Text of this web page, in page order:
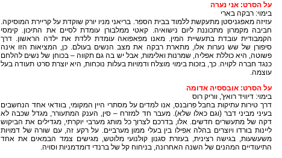
על הסרט: אני נערה
בימוי: רבקה בארי
עזיזה מאפגניסטן מתעקשת ללמוד בבית הספר. בריאני מניו יורק שוקדת על קריירת המוסיקה.
חביבה מקמרון מתכוננת ליום נישואיה. קאטי ממלבורן עומדת לסיים את התיכון. קימסי
הקמבודית עובדת בתעשיית המין. מאנו מפאפואה עומדת ללדת את ילדה הראשון. דרך
סיפורן של שש נערות אלו, מתארת רבקה את מצב הנשים בעולם. כן, המציאות הזו אינה
פשוטה, היא כוללת אפליה, שמרנות ואלימות, אבל יש בה גם תקווה – בכוחן של נשים להלחם
כנגד חברה לקויה. כך, בזכות בימוי מוצלח ודמויות בעלות נוכחות, היא יוצרת סרט תעודה בעל
עוצמה.
על הסרט: אובססיה אדומה
בימוי: דיוויד רואץ', ווריק רוס
דרך טירות עתיקות בחבל פרובנס, אנו למדים על מסתרי היין המקומי, בוודאי אחד הנחשבים
בעיני מביני דבר (וגם כאלו שלא). מעבר חד למזרח – סין, הענק המתעורר, מגדל שכבה לא
דקה של מתעשרים חדשים. אלו, בדרכם לצרוך כל מותג מערבי יוקרתי, מגדילים את הביקוש
ליינות בורדו ויוצרים בהלה אפילו בין בעלי ממון מערביים. על רקע זה, עם שורה של דמויות
משעשעות, בגישה רצינית, בעזרת סגנון קולנועי מלוטש, מגישים צמד הבמאים את אחד
התיעודיים המהנים של השנה האחרונה, בניחוח קל של ברנדי דומדמניות וסויה.